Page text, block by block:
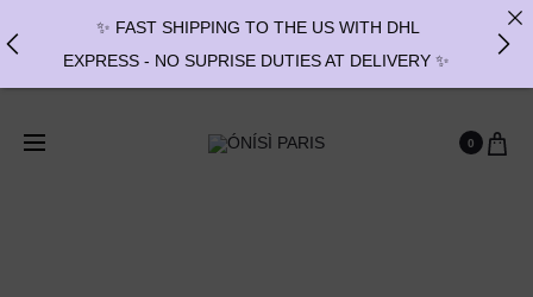
0
✨ FAST SHIPPING TO THE US WITH DHL
EXPRESS - NO SUPRISE DUTIES AT DELIVERY ✨
ALMA - PAY IN CHARGE FREE INSTALMENTS